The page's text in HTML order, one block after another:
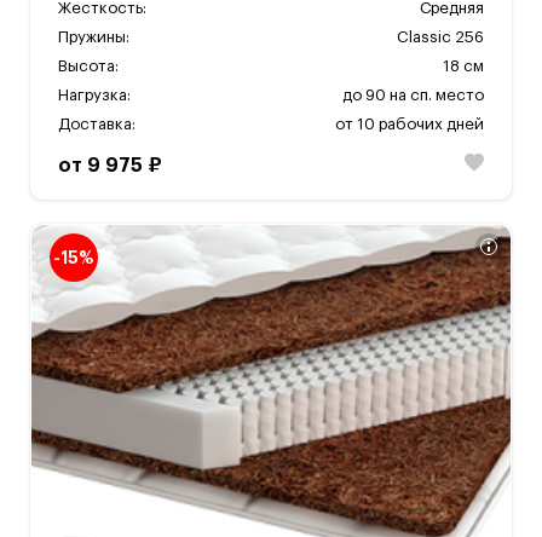
Жесткость:
Средняя
Пружины:
Classic 256
Высота:
18 см
Нагрузка:
до 90 на сп. место
Доставка:
от 10 рабочих дней
от 9 975 ₽
-15%